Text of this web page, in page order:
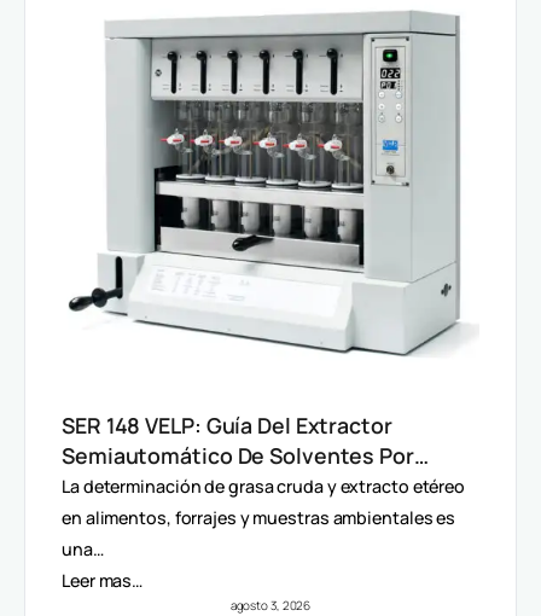
SER 148 VELP: Guía Del Extractor
Semiautomático De Solventes Por
Método Randall
La determinación de grasa cruda y extracto etéreo
en alimentos, forrajes y muestras ambientales es
una…
Leer mas…
agosto 3, 2026